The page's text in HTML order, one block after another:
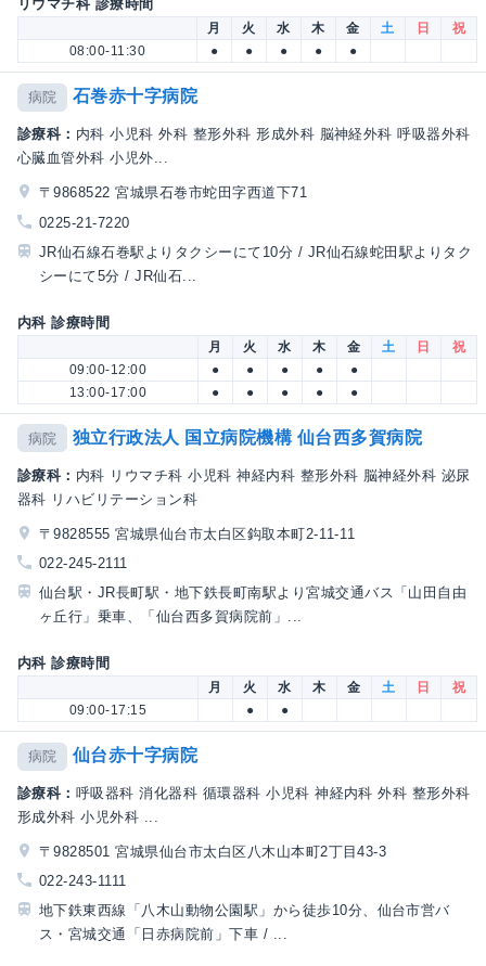
リウマチ科 診療時間
月 火 水 木 金 土 日
祝
08:00-11:30
● ● ● ● ●
病院 石巻赤十字病院
診療科： 内科 小児科 外科 整形外科 形成外科 脳神経外科 呼吸器外科
心臓血管外科 小児外...
〒9868522 宮城県石巻市蛇田字西道下71
0225-21-7220
JR仙石線石巻駅よりタクシーにて10分 / JR仙石線蛇田駅よりタク
シーにて5分 / JR仙石...
内科 診療時間
月 火 水 木 金 土 日
祝
09:00-12:00
● ● ● ●
●
13:00-17:00
● ● ● ● ●
病院 独立行政法人 国立病院機構 仙台西多賀病院
診療科： 内科 リウマチ科 小児科 神経内科 整形外科 脳神経外科 泌尿
器科 リハビリテーション科
〒9828555 宮城県仙台市太白区鈎取本町2-11-11
022-245-2111
仙台駅・JR長町駅・地下鉄長町南駅より宮城交通バス「山田自由
ヶ丘行」乗車、「仙台西多賀病院前」...
内科 診療時間
月 火 水 木 金 土 日
祝
09:00-17:15
● ●
病院 仙台赤十字病院
診療科： 呼吸器科 消化器科 循環器科 小児科 神経内科 外科 整形外科
形成外科 小児外科 ...
〒9828501 宮城県仙台市太白区八木山本町2丁目43-3
022-243-1111
地下鉄東西線「八木山動物公園駅」から徒歩10分、仙台市営バ
ス・宮城交通「日赤病院前」下車 / ...